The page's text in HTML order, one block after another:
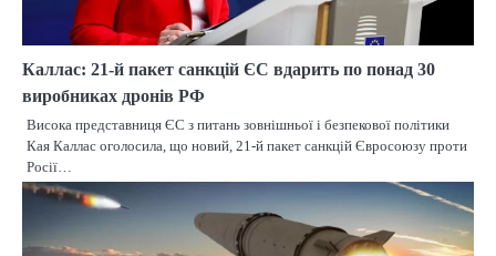
Каллас: 21-й пакет санкцій ЄС вдарить по понад 30
виробниках дронів РФ
Висока представниця ЄС з питань зовнішньої і безпекової політики
Кая Каллас оголосила, що новий, 21-й пакет санкцій Євросоюзу проти
Росії…